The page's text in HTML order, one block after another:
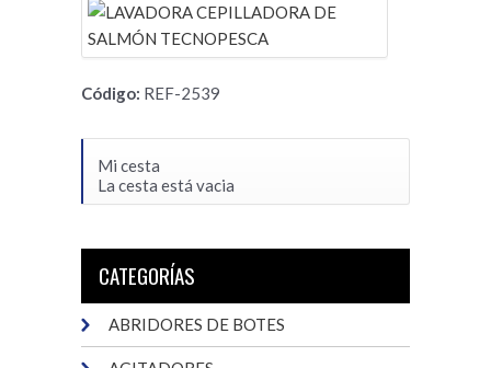
Código: REF-2539
Mi cesta
La cesta está vacia
CATEGORÍAS
ABRIDORES DE BOTES